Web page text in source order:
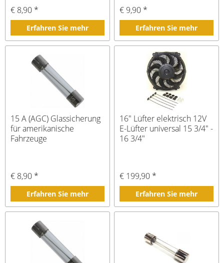
€ 8,90 *
Erfahren Sie mehr
€ 9,90 *
Erfahren Sie mehr
15 A (AGC) Glassicherung
für amerikanische
Fahrzeuge
€ 8,90 *
Erfahren Sie mehr
16" Lüfter elektrisch 12V
E-Lüfter universal 15 3/4" -
16 3/4"
€ 199,90 *
Erfahren Sie mehr